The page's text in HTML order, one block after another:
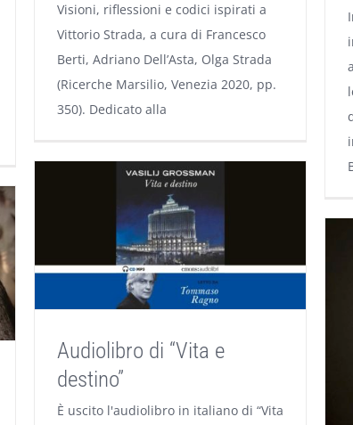
Visioni, riflessioni e codici ispirati a
Vittorio Strada, a cura di Francesco
Berti, Adriano Dell’Asta, Olga Strada
(Ricerche Marsilio, Venezia 2020, pp.
350). Dedicato alla
Audiolibro di “Vita e
destino”
È uscito l'audiolibro in italiano di “Vita